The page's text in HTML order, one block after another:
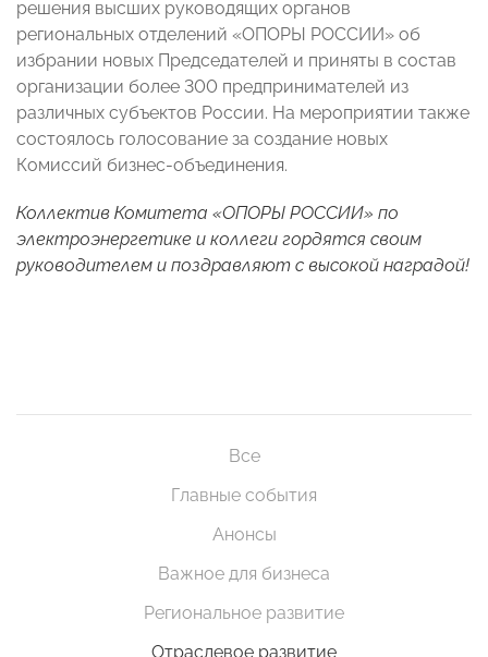
решения высших руководящих органов
региональных отделений «ОПОРЫ РОССИИ» об
избрании новых Председателей и приняты в состав
организации более 300 предпринимателей из
различных субъектов России. На мероприятии также
состоялось голосование за создание новых
Комиссий бизнес-объединения.
Коллектив Комитета «ОПОРЫ РОССИИ» по
электроэнергетике и коллеги гордятся своим
руководителем и поздравляют с высокой наградой!
Все
Главные события
Анонсы
Важное для бизнеса
Региональное развитие
Отраслевое развитие